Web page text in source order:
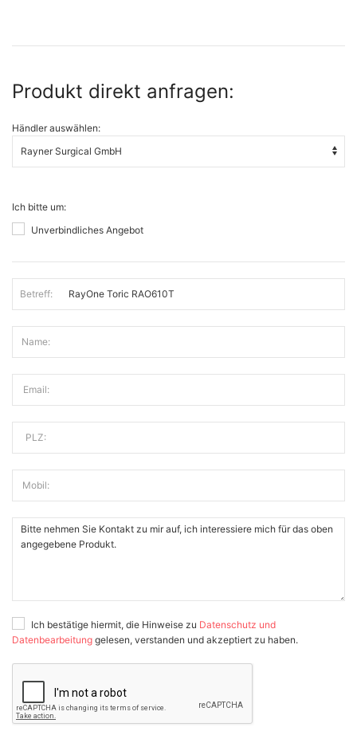
Produkt direkt anfragen:
Händler auswählen:
Ich bitte um:
Unverbindliches Angebot
Betreff:
Name:
Email:
PLZ:
Mobil:
Ich bestätige hiermit, die Hinweise zu Datenschutz und
Datenbearbeitung gelesen, verstanden und akzeptiert zu haben.